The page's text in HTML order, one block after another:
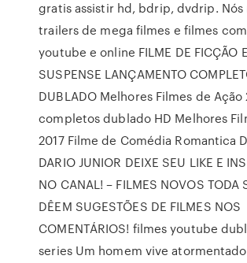
gratis assistir hd, bdrip, dvdrip. Nós
trailers de mega filmes e filmes
youtube e online FILME DE FICÇÃO E
SUSPENSE LANÇAMENTO
DUBLADO Melhores Filmes de Ação
completos dublado HD Melhores
2017 Filme de Comédia Romantica
DARIO JUNIOR DEIXE SEU LIKE E
NO CANAL! – FILMES NOVOS TODA
DÊEM SUGESTÕES DE FILMES NOS
COMENTÁRIOS! filmes youtube
series Um homem vive